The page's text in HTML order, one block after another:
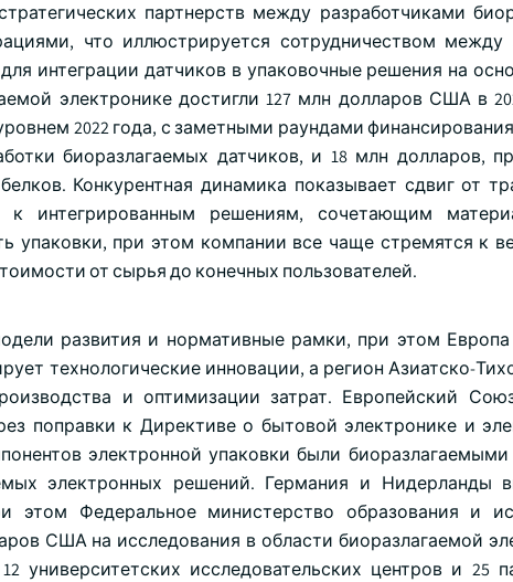
партнерств между разработчиками
что иллюстрируется сотрудничеством между
интеграции датчиков в упаковочные решения на
электронике достигли 127 млн долларов США в
2022 года, с заметными раундами
биоразлагаемых датчиков, и 18 млн долларов,
Конкурентная динамика показывает сдвиг от
к интегрированным решениям, сочетающим
упаковки, при этом компании все чаще стремятся к
от сырья до конечных пользователей.
развития и нормативные рамки, при этом
технологические инновации, а регион Азиатско-
и оптимизации затрат. Европейский
поправки к Директиве о бытовой электронике и
электронной упаковки были биоразлагаемыми
электронных решений. Германия и Нидерланды
этом Федеральное министерство образования и
США на исследования в области биоразлагаемой
университетских исследовательских центров и 25